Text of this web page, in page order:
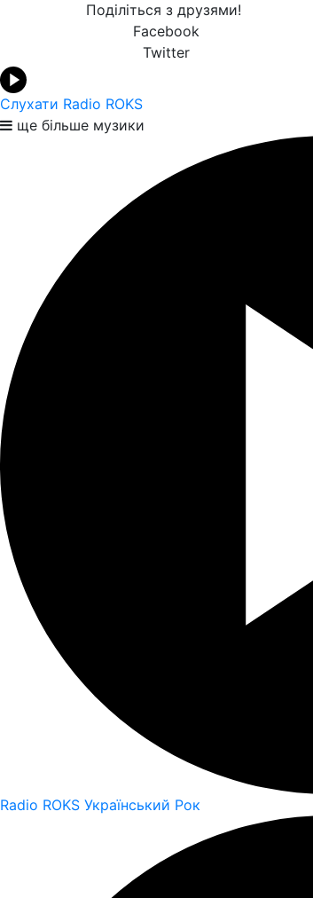
Поділіться з друзями!
Facebook
Twitter
Слухати Radio ROKS
ще більше музики
Radio ROKS Український Рок